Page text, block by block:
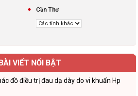
Cần Thơ
VIẾT NỔI BẬT
đồ điều trị đau dạ dày do vi khuẩn Hp